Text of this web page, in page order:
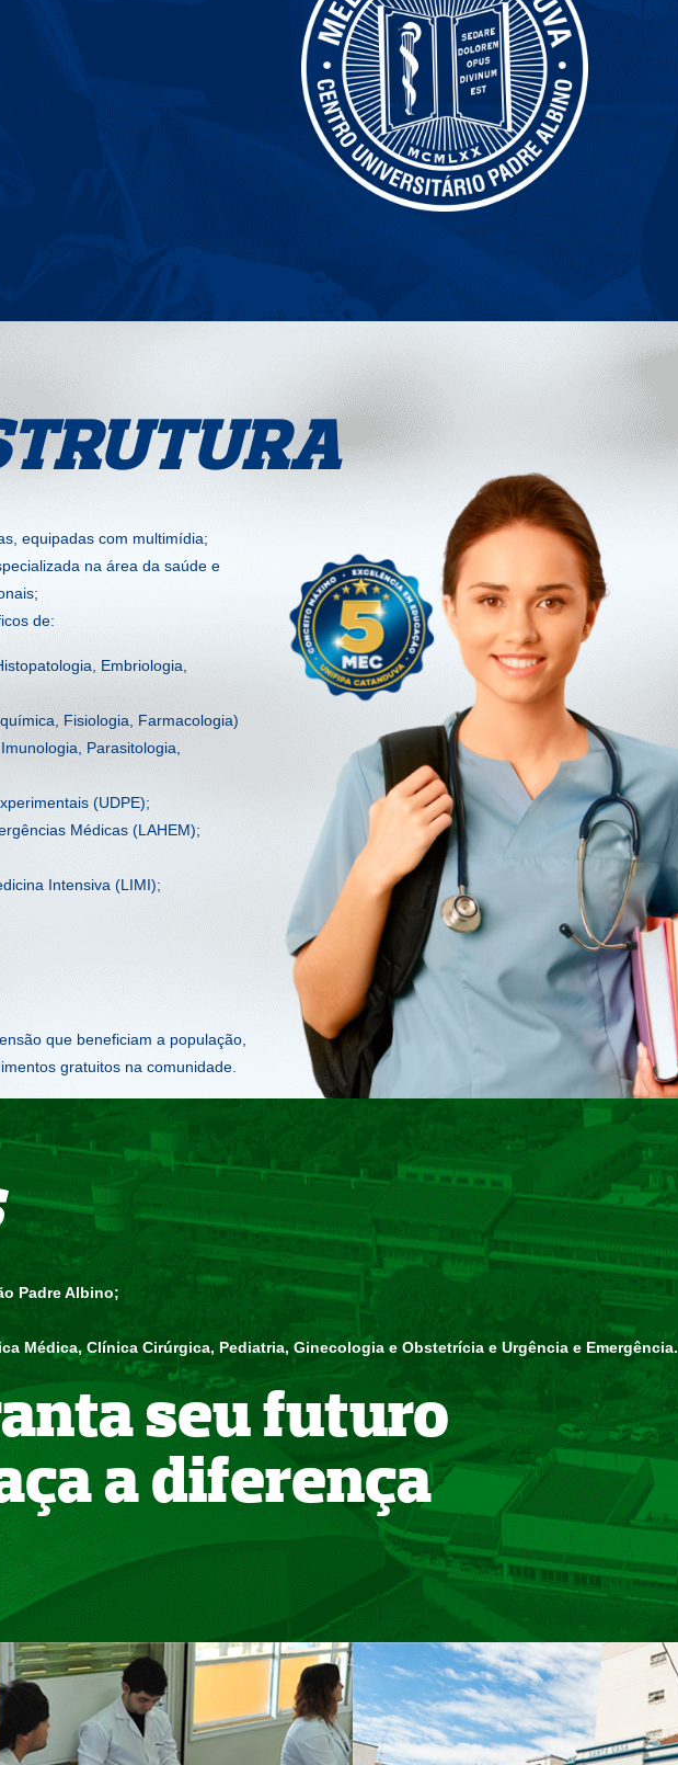
equipadas com multimídia;
na área da saúde e
de:
Embriologia,
Fisiologia, Farmacologia)
Parasitologia,
(UDPE);
Médicas (LAHEM);
Intensiva (LIMI);
que beneficiam a população,
gratuitos na comunidade.
Padre Albino;
Médica, Clínica Cirúrgica, Pediatria, Ginecologia e Obstetrícia e Urgência e Emergência.
seu futuro
a diferença